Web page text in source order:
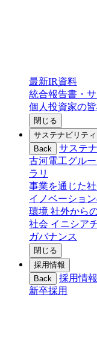
最新IR資料
統合報告書・
個人投資家の
閉じる
サステナビリティ
Back
サステ
古河電工グル
ラリ
事業を通じた
イノベーショ
環境 社外から
社会 イニシア
ガバナンス
閉じる
採用情報
Back
採用情
新卒採用